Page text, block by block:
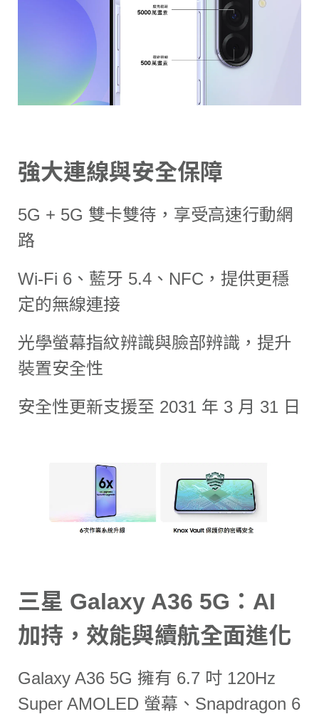
強大連線與安全保障
5G + 5G 雙卡雙待，享受高速行動網
路
Wi-Fi 6、藍牙 5.4、NFC，提供更穩
定的無線連接
光學螢幕指紋辨識與臉部辨識，提升
裝置安全性
安全性更新支援至 2031 年 3 月 31 日
三星 Galaxy A36 5G：AI
加持，效能與續航全面進化
Galaxy A36 5G 擁有 6.7 吋 120Hz
Super AMOLED 螢幕、Snapdragon 6